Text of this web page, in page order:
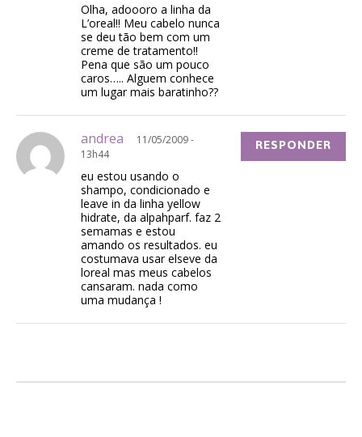
Olha, adoooro a linha da
L’oreal!! Meu cabelo nunca
se deu tão bem com um
creme de tratamento!!
Pena que são um pouco
caros….. Alguem conhece
um lugar mais baratinho??
andrea
11/05/2009 -
13h44
eu estou usando o
shampo, condicionado e
leave in da linha yellow
hidrate, da alpahparf. faz 2
semamas e estou
amando os resultados. eu
costumava usar elseve da
loreal mas meus cabelos
cansaram. nada como
uma mudança !
RESPONDER